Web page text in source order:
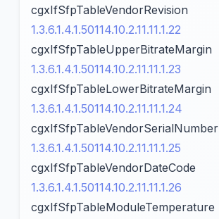
cgxIfSfpTableVendorRevision
1.3.6.1.4.1.50114.10.2.11.11.1.22
cgxIfSfpTableUpperBitrateMargin
1.3.6.1.4.1.50114.10.2.11.11.1.23
cgxIfSfpTableLowerBitrateMargin
1.3.6.1.4.1.50114.10.2.11.11.1.24
cgxIfSfpTableVendorSerialNumber
1.3.6.1.4.1.50114.10.2.11.11.1.25
cgxIfSfpTableVendorDateCode
1.3.6.1.4.1.50114.10.2.11.11.1.26
cgxIfSfpTableModuleTemperature